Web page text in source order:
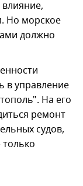
Но морское
должно
в управление
На его
ремонт
судов,
только